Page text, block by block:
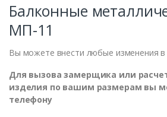
Балконные
МП-11
Вы можете внести любые изменения в
Для вызова замерщика или
изделия по вашим размерам вы
телефону